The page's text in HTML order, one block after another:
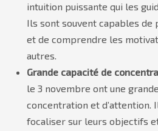
intuition puissante qui les
Ils sont souvent capables
et de comprendre les
autres.
Grande capacité de
le 3 novembre ont une
concentration et d’attention.
focaliser sur leurs objectifs